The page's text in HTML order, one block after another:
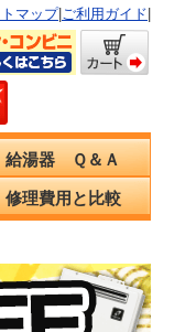
マップ| ご利用ガイド
給湯器 Ｑ＆Ａ
修理費用と比較